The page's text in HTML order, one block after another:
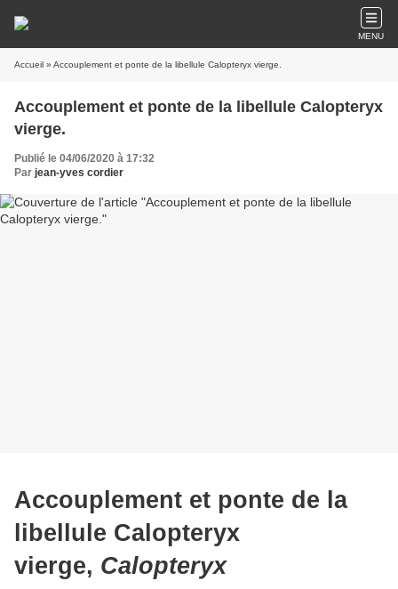
MENU
Accueil » Accouplement et ponte de la libellule Calopteryx vierge.
Accouplement et ponte de la libellule Calopteryx
vierge.
Publié le 04/06/2020 à 17:32
Par jean-yves cordier
Accouplement et ponte de la
libellule Calopteryx
vierge, Calopteryx